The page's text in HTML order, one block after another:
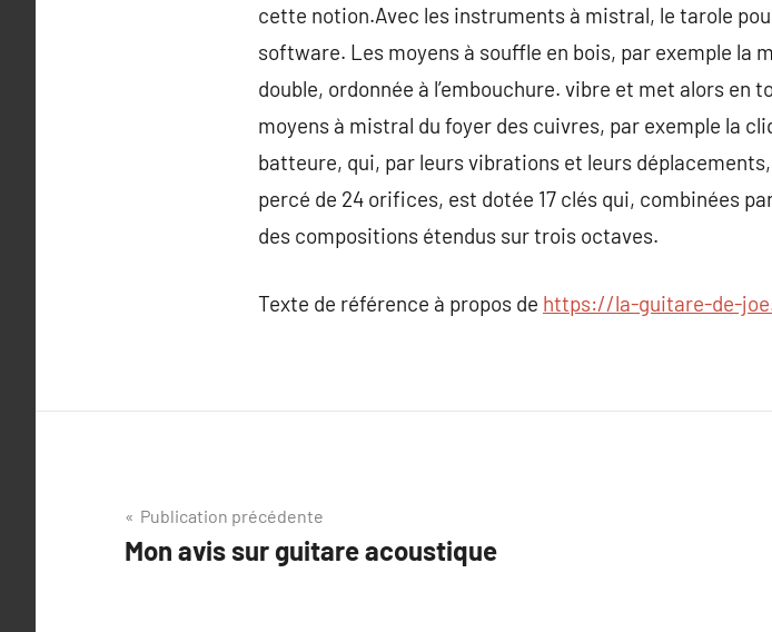
cette notion.Avec les instruments à mistral, le tarole
software. Les moyens à souffle en bois, par exemple la
double, ordonnée à l’embouchure. vibre et met alors en
moyens à mistral du foyer des cuivres, par exemple la
batteure, qui, par leurs vibrations et leurs
percé de 24 orifices, est dotée 17 clés qui, combinées
des compositions étendus sur trois octaves.
Texte de référence à propos de https://la-guitare-de-
Navigation
de
Publication précédente
Mon avis sur guitare acoustique